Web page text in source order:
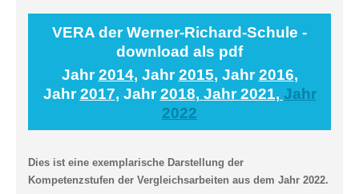
VERA der Werner-Richard-Schule -
download als pdf
Jahr2014, Jahr2015, Jahr2016,
Jahr2017, Jahr2018, Jahr 2021, Jahr
2022
Dies ist eine exemplarische Darstellung der
Kompetenzstufen der Vergleichsarbeiten aus dem Jahr 2022.